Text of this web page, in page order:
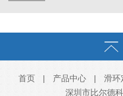
首页 | 产品中心 | 滑环
深圳市比尔德